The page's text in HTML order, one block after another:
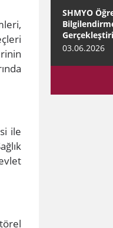
ile
SHMYO
03.06.2026